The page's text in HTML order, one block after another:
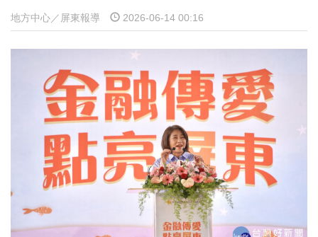
地方中心／屏東報導 2026-06-14 00:16